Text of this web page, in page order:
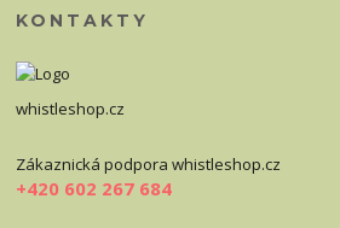
KONTAKTY
whistleshop.cz
Zákaznická podpora whistleshop.cz
+420 602 267 684